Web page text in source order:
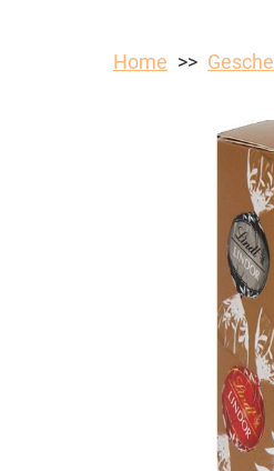
Home